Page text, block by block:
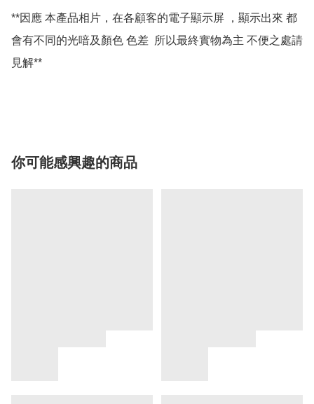
**因應 本產品相片，在各顧客的電子顯示屏 ，顯示出來 都
會有不同的光喑及顏色 色差  所以最終實物為主 不便之處請
見解**
你可能感興趣的商品